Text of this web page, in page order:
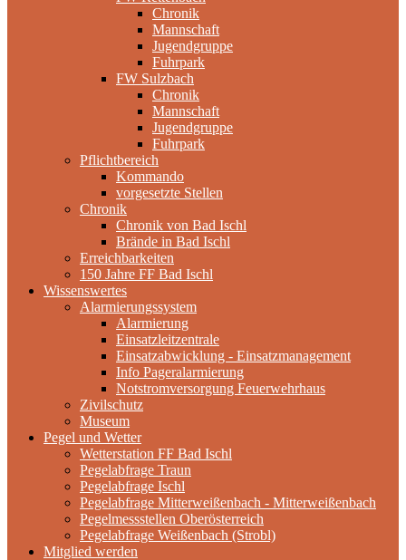
Chronik
Mannschaft
Jugendgruppe
Fuhrpark
FW Sulzbach
Chronik
Mannschaft
Jugendgruppe
Fuhrpark
Pflichtbereich
Kommando
vorgesetzte Stellen
Chronik
Chronik von Bad Ischl
Brände in Bad Ischl
Erreichbarkeiten
150 Jahre FF Bad Ischl
Wissenswertes
Alarmierungssystem
Alarmierung
Einsatzleitzentrale
Einsatzabwicklung - Einsatzmanagement
Info Pageralarmierung
Notstromversorgung Feuerwehrhaus
Zivilschutz
Museum
Pegel und Wetter
Wetterstation FF Bad Ischl
Pegelabfrage Traun
Pegelabfrage Ischl
Pegelabfrage Mitterweißenbach - Mitterweißenbach
Pegelmessstellen Oberösterreich
Pegelabfrage Weißenbach (Strobl)
Mitglied werden